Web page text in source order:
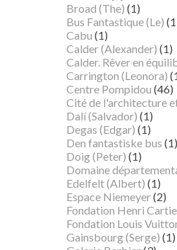
Broad (The) (1)
Bus Fantastique (Le)
Cabu (1)
Calder (Alexander) (1)
Calder. Rêver en
Carrington (Leonora)
Centre Pompidou (46)
Cité de l'architecture
Dalí (Salvador) (1)
Degas (Edgar) (1)
Den fantastiske bus (1)
Doig (Peter) (1)
Domaine
Edelfelt (Albert) (1)
Espace Niemeyer(2)
Fondation Henri
Fondation Louis
Gainsbourg (Serge) (1)